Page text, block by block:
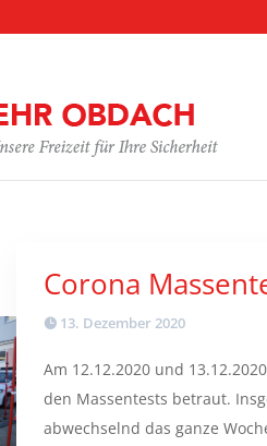
Corona
13. Dezember 2020
Am 12.12.2020 und
den Massentests betraut.
abwechselnd das ganze